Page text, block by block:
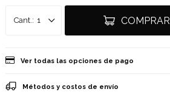
1 COMPRAR
Ver todas las opciones de pago
Métodos y costos de envío